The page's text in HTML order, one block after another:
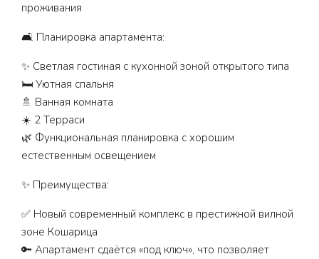
проживания
🛋️ Планировка апартамента:
✨ Светлая гостиная с кухонной зоной открытого типа
🛏️ Уютная спальня
🚿 Ванная комната
☀️ 2 Терраси
🌿 Функциональная планировка с хорошим
естественным освещением
✨ Преимущества:
✅ Новый современный комплекс в престижной вилной
зоне Кошарица
🔑 Апартамент сдаётся «под ключ», что позволяет